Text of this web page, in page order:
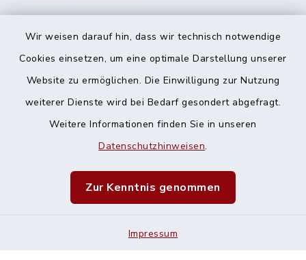
Wir weisen darauf hin, dass wir technisch notwendige
Cookies einsetzen, um eine optimale Darstellung unserer
Website zu ermöglichen. Die Einwilligung zur Nutzung
weiterer Dienste wird bei Bedarf gesondert abgefragt.
Weitere Informationen finden Sie in unseren
Datenschutzhinweisen.
Zur Kenntnis genommen
Impressum
Barrierefreiheit
Impressum
Sitemap